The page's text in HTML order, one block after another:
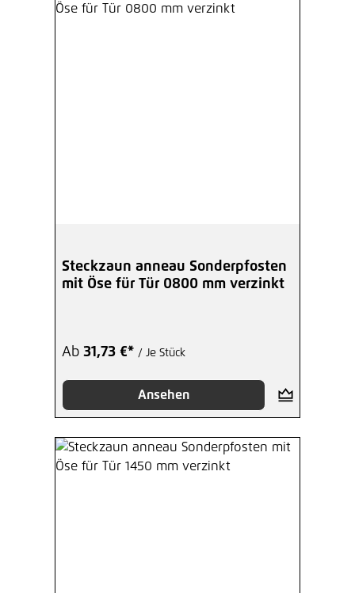
Steckzaun anneau Sonderpfosten
mit Öse für Tür 0800 mm verzinkt
Ab 31,73 €* / Je Stück
Ansehen